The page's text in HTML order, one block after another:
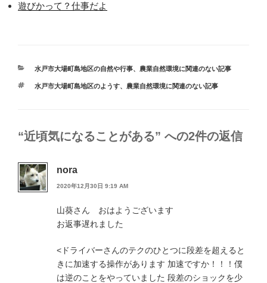
遊びかって？仕事だよ
カ
ゴ
水戸市大場町島地区の自然や行事、 農業自然環境に関連のない記事
タ
水戸市大場町島地区のようす、 農業自然環境に関連のない記事
“近頃気になることがある” への2件の返信
nora
2020年12月30日 9:19 AM
山葵さん おはようございます
お返事遅れました
<ドライバーさんのテクのひとつに段差を超えると
きに加速する操作があります 加速ですか！！！僕
は逆のことをやっていました 段差のショックを少